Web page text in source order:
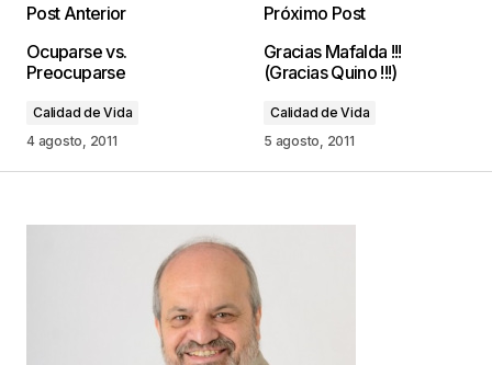
publicada.
Los campos obligatorios están
marcados con
Comentario
*
Post Anterior
Ocuparse vs.
Preocuparse
Calidad de Vida
4 agosto, 2011
Próximo Post
Gracias Mafalda !!!
(Gracias Quino !!!)
Calidad de Vida
5 agosto, 2011